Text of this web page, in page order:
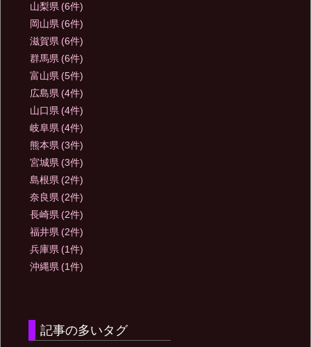
山梨県 (6件)
岡山県 (6件)
滋賀県 (6件)
群馬県 (6件)
富山県 (5件)
広島県 (4件)
山口県 (4件)
岐阜県 (4件)
熊本県 (3件)
宮城県 (3件)
島根県 (2件)
奈良県 (2件)
長崎県 (2件)
福井県 (2件)
兵庫県 (1件)
沖縄県 (1件)
記事の多いタグ